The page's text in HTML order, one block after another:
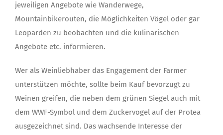
jeweiligen Angebote wie Wanderwege,
Mountainbikerouten, die Möglichkeiten Vögel oder gar
Leoparden zu beobachten und die kulinarischen
Angebote etc. informieren.
Wer als Weinliebhaber das Engagement der Farmer
unterstützen möchte, sollte beim Kauf bevorzugt zu
Weinen greifen, die neben dem grünen Siegel auch mit
dem WWF-Symbol und dem Zuckervogel auf der Protea
ausgezeichnet sind. Das wachsende Interesse der